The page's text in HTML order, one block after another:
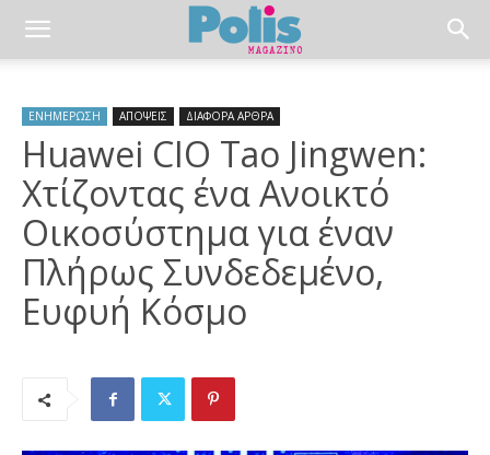
ΕΝΗΜΕΡΩΣΗ ΑΠΟΨΕΙΣ ΔΙΑΦΟΡΑ ΑΡΘΡΑ
Huawei CIO Tao Jingwen:
Χτίζοντας ένα Ανοικτό
Οικοσύστημα για έναν
Πλήρως Συνδεδεμένο,
Ευφυή Κόσμο